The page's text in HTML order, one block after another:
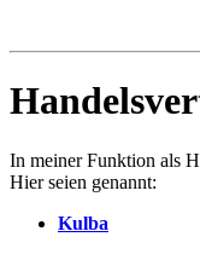
In meiner Funktion als
Hier seien genannt:
Kulba